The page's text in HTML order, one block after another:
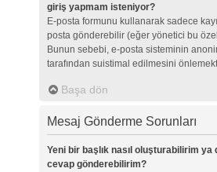
giriş yapmam isteniyor?
E-posta formunu kullanarak sadece
posta gönderebilir (eğer yönetici bu
Bunun sebebi, e-posta sisteminin
tarafından suistimal edilmesini
Başa dön
Mesaj Gönderme Sorunları
Yeni bir başlık nasıl oluşturabilirim ya
cevap gönderebilirim?